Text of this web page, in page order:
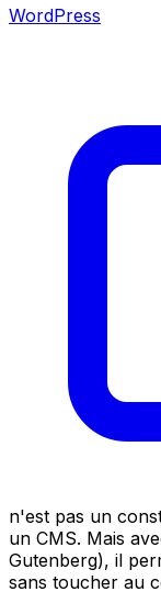
WordPress
n'est pas un
un CMS. Mais
Gutenberg), il
sans toucher au